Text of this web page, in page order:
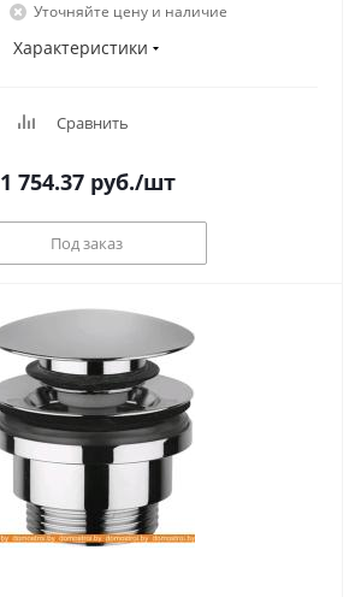
Уточняйте цену и наличие
Характеристики
Сравнить
1 754.37руб./шт
Под заказ